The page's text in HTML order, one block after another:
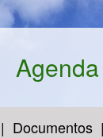
Agenda
Documentos